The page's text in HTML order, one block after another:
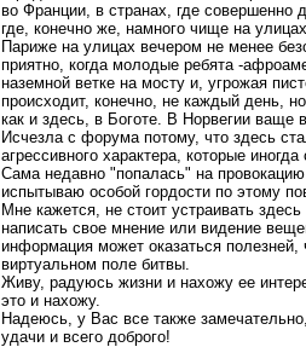
во Франции, в странах, где совершенно
где, конечно же, намного чище на
Париже на улицах вечером не менее
приятно, когда молодые ребята -
наземной ветке на мосту и, угрожая
происходит, конечно, не каждый день,
как и здесь, в Боготе. В Норвегии ваще
Исчезла с форума потому, что здесь
агрессивного характера, которые
Сама недавно "попалась" на
испытываю особой гордости по этому
Мне кажется, не стоит устраивать
написать свое мнение или видение
информация может оказаться полезней,
виртуальном поле битвы.
Живу, радуюсь жизни и нахожу ее
это и нахожу.
Надеюсь, у Вас все также
удачи и всего доброго!